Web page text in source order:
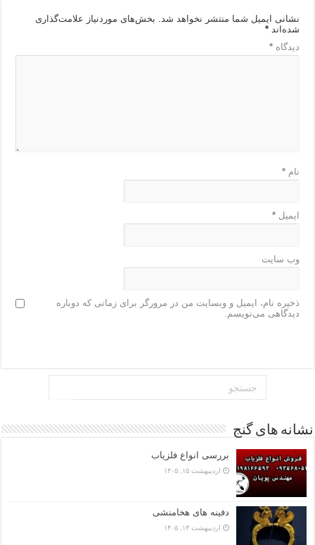
نشانی ایمیل شما منتشر نخواهد شد. بخش‌های موردنیاز علامت‌گذاری
شده‌اند*
دیدگاه*
نام*
ایمیل*
وب‌ سایت
ذخیره نام، ایمیل و وبسایت من در مرورگر برای زمانی که دوباره
دیدگاهی می‌نویسم.
نشانه های گنج
بررسی انواع فلزیاب
اردیبهشت ۱۵, ۱۴۰۵
دفینه های هخامنشی
اردیبهشت ۱۳, ۱۴۰۵